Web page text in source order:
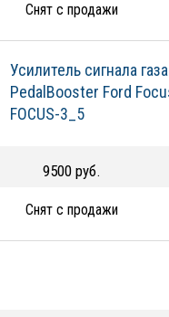
Снят с продажи
Усилитель сигнала
PedalBooster Ford
FOCUS-3_5
9500 руб.
Снят с продажи